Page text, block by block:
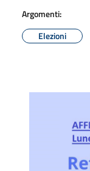
Argomenti:
Elezioni